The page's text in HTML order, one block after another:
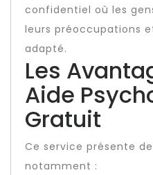
confidentiel où les
leurs préoccupations
adapté.
Les
Aide
Gratuit
Ce service présente
notamment :